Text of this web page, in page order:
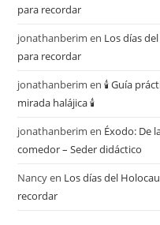
para recordar
jonathanberim en Los días
para recordar
jonathanberim en🕯️ Guía
mirada halájica 🕯️
jonathanberim en Éxodo: De
comedor – Seder didáctico
Nancyen Los días del
recordar